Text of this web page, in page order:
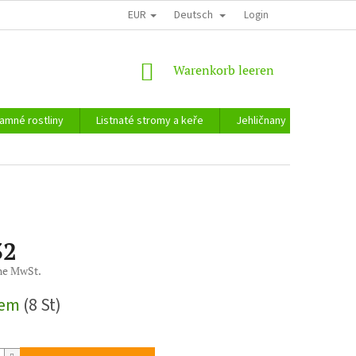
EUR Deutsch Login
WARENKORB
Warenkorb leeren
rostliny Listnaté stromy a keře Jehličnany
MwSt.
(8 St)